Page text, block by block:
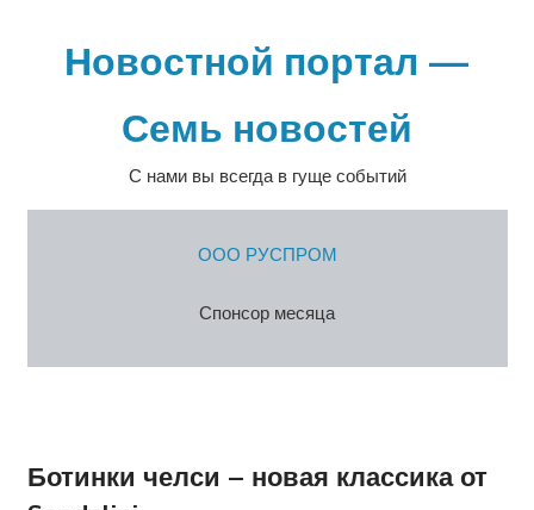
содержимомуНовостной портал —
Семь новостей
С нами вы всегда в гуще событий
ООО РУСПРОМ
Спонсор месяца
Ботинки челси – новая классика от